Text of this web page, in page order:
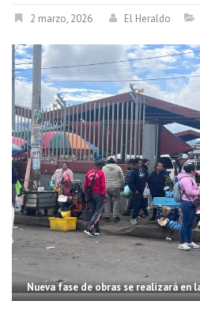
2 marzo, 2026 El Heraldo
Nueva fase de obras se realizará en